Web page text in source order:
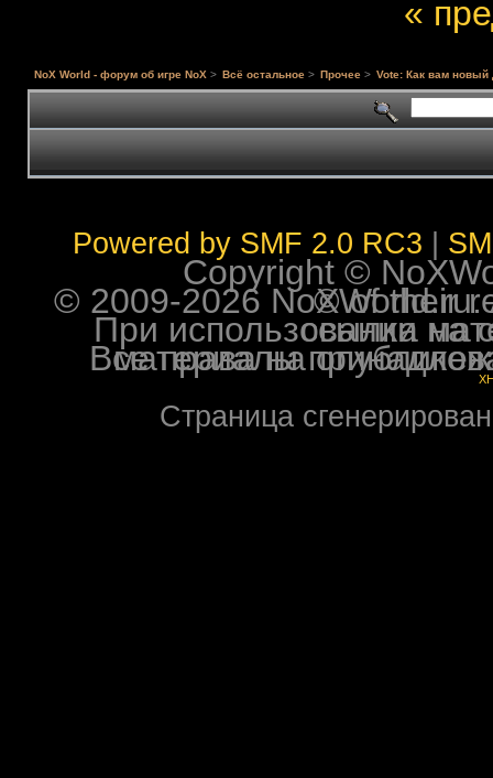
«
NoX World - форум об игре NoX > Всё остальное > Прочее > Vote: Как вам
Powered by SMF 2.0 RC3
Copyright ©
© 2009-2026 NoXWorld.ru. All
При использовании
Все права на опубликованные на форуме
Страница